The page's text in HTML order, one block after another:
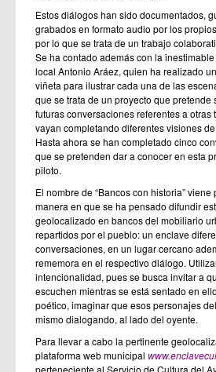
Estos diálogos han sido documentados,
grabados en formato audio por los
por lo que se trata de un trabajo
Se ha contado además con la
local Antonio Aráez, quien ha realizado
viñeta para ilustrar cada una de las
que se trata de un proyecto que pretende
futuras conversaciones referentes a otras
vayan completando diferentes visiones
Hasta ahora se han completado cinco
que se pretenden dar a conocer en esta
piloto.
El nombre de “Bancos con historia”
manera en que se ha pensado difundir
geolocalizado en bancos del mobiliario
repartidos por el pueblo: un enclave
conversaciones, en un lugar cercano
rememora en el respectivo diálogo.
intencionalidad, pues se busca invitar a
escuchen mientras se está sentado en
poético, imaginar que esos personajes
mismo dialogando, al lado del oyente.
Para llevar a cabo la pertinente
plataforma web municipal
perteneciente al Servicio de Cultura del